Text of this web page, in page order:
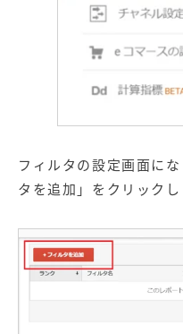
フィルタの設定画面に
タを追加」をクリックし